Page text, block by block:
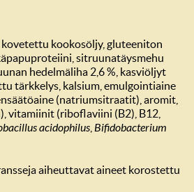
kovetettu kookosöljy, gluteeniton
sitruunatäysmehu
hedelmäliha 2,6 %, kasviöljyt
tärkkelys, kalsium, emulgointiaine
(natriumsitraatit), aromit,
vitamiinit (riboflaviini (B2), B12,
acidophilus Bifidobacterium
aiheuttavat aineet korostettu